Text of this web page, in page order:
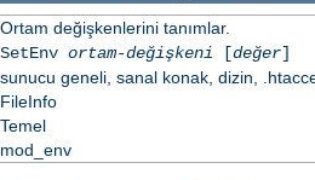
Ortam değişkenlerini tanımlar.
SetEnv ortam-değişkeni [değer]
sunucu geneli, sanal konak, dizin,
FileInfo
Temel
mod_env